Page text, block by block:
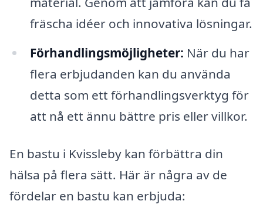
fräscha idéer och innovativa lösningar.
Förhandlingsmöjligheter: När du har
flera erbjudanden kan du använda
detta som ett förhandlingsverktyg för
att nå ett ännu bättre pris eller villkor.
En bastu i Kvissleby kan förbättra din
hälsa på flera sätt. Här är några av de
fördelar en bastu kan erbjuda: